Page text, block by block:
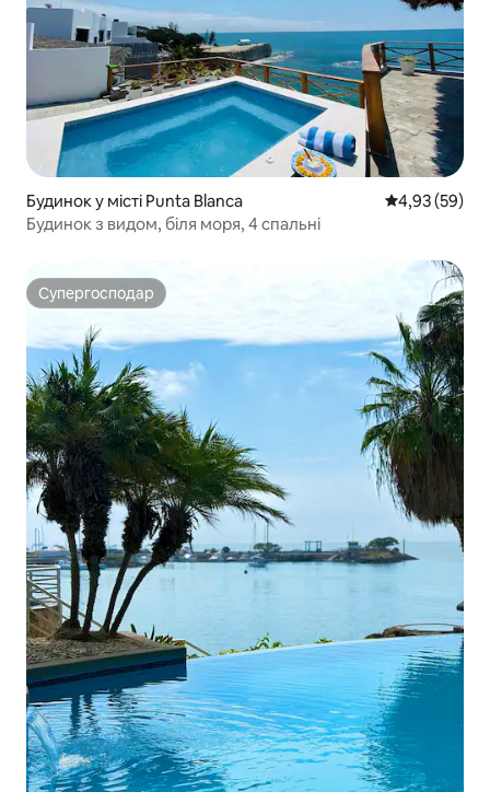
Будинок у місті Punta Blanca Середня
4,93 (59)
Будинок з видом, біля моря, 4 спальні
Супергосподар
Супергосподар